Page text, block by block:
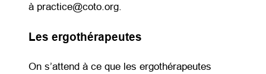
à practice@coto.org.
Les ergothérapeutes
On s’attend à ce que les ergothérapeutes